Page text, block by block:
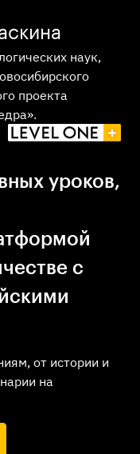
уроков,
с
от истории и
на
наук,
проекта